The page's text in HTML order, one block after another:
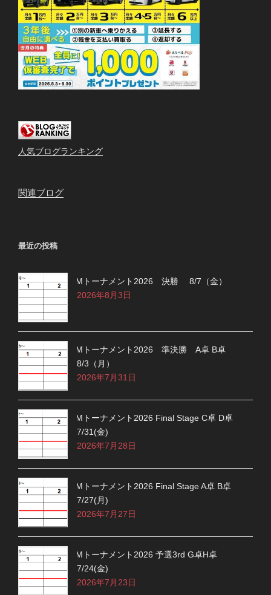
人気ブログランキング
関連ブログ
最近の投稿
Mトーナメント2026 決勝 8/7（金）
2026年8月3日
Mトーナメント2026 準決勝 A卓 B卓
8/3（月）
2026年7月31日
Mトーナメント2026 Final Stage C卓 D卓
7/31(金)
2026年7月28日
Mトーナメント2026 Final Stage A卓 B卓
7/27(月)
2026年7月27日
Mトーナメント2026 予選3rd G卓H卓
7/24(金)
2026年7月23日